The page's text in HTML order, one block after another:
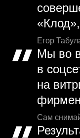
Егор
Мы во
в
на
Сам